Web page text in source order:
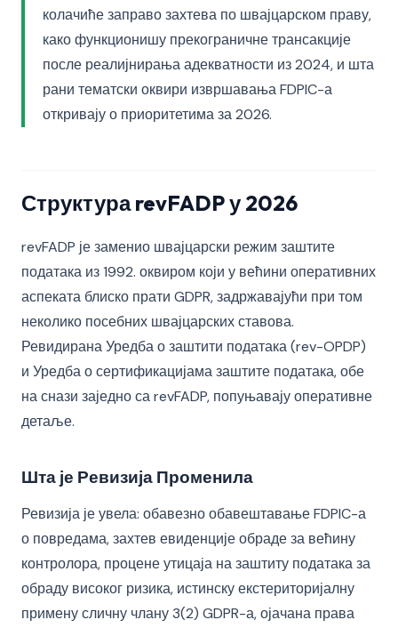
колачиће заправо захтева по швајцарском праву,
како функционишу прекограничне трансакције
после реалијнирања адекватности из 2024, и шта
рани тематски оквири извршавања FDPIC-а
откривају о приоритетима за 2026.
Структура revFADP у 2026
revFADP је заменио швајцарски режим заштите
података из 1992. оквиром који у већини оперативних
аспеката блиско прати GDPR, задржавајући при том
неколико посебних швајцарских ставова.
Ревидирана Уредба о заштити података (rev-OPDP)
и Уредба о сертификацијама заштите података, обе
на снази заједно са revFADP, попуњавају оперативне
детаље.
Шта је Ревизија Променила
Ревизија је увела: обавезно обавештавање FDPIC-а
о повредама, захтев евиденције обраде за већину
контролора, процене утицаја на заштиту података за
обраду високог ризика, истинску екстериторијалну
примену сличну члану 3(2) GDPR-а, ојачана права